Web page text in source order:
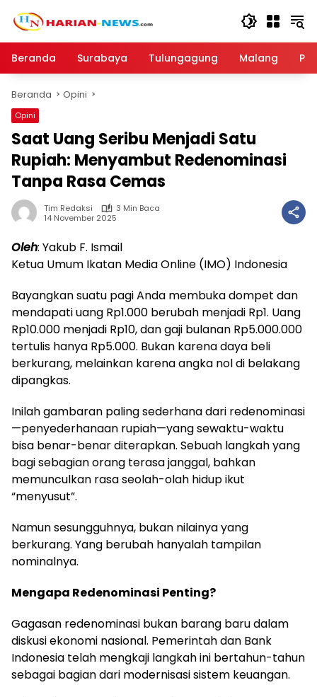
Beranda
Surabaya Tulungagung Malang
Beranda Opini
Opini
Saat Uang Seribu Menjadi Satu
Rupiah: Menyambut Redenominasi
Tanpa Rasa Cemas
Tim Redaksi
3 Min Baca
14 November 2025
Oleh: Yakub F. Ismail
Ketua Umum Ikatan Media Online (IMO) Indonesia
Bayangkan suatu pagi Anda membuka dompet dan
mendapati uang Rp1.000 berubah menjadi Rp1. Uang
Rp10.000 menjadi Rp10, dan gaji bulanan Rp5.000.000
tertulis hanya Rp5.000. Bukan karena daya beli
berkurang, melainkan karena angka nol di belakang
dipangkas.
Inilah gambaran paling sederhana dari redenominasi
—penyederhanaan rupiah—yang sewaktu-waktu
bisa benar-benar diterapkan. Sebuah langkah yang
bagi sebagian orang terasa janggal, bahkan
memunculkan rasa seolah-olah hidup ikut
“menyusut”.
Namun sesungguhnya, bukan nilainya yang
berkurang. Yang berubah hanyalah tampilan
nominalnya.
Mengapa Redenominasi Penting?
Gagasan redenominasi bukan barang baru dalam
diskusi ekonomi nasional. Pemerintah dan Bank
Indonesia telah mengkaji langkah ini bertahun-tahun
sebagai bagian dari modernisasi sistem keuangan.